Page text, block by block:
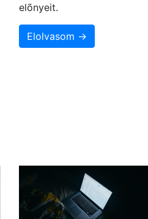
elõnyeit.
Elolvasom →